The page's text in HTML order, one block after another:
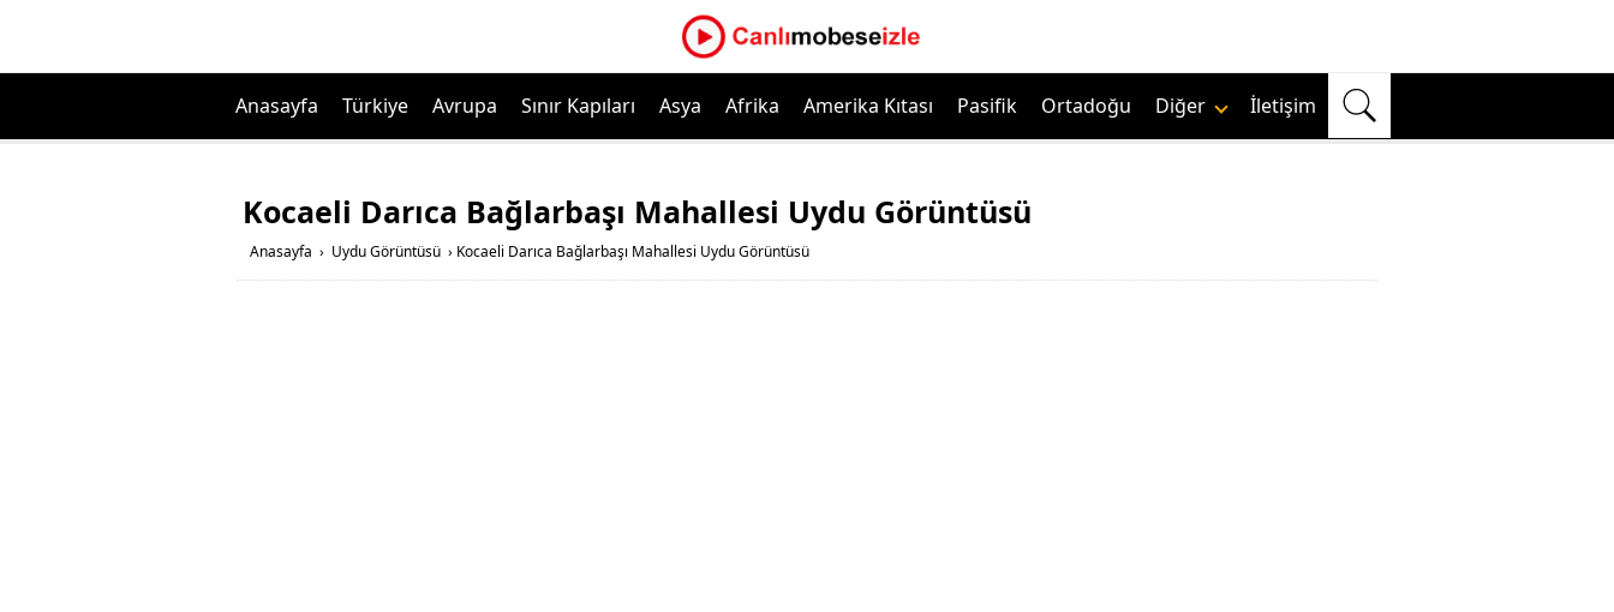
Anasayfa Türkiye Avrupa Sınır Kapıları Asya Afrika Amerika Kıtası Pasifik Ortadoğu Diğer İletişim
Kocaeli Darıca Bağlarbaşı Mahallesi Uydu Görüntüsü
Anasayfa › Uydu Görüntüsü › Kocaeli Darıca Bağlarbaşı Mahallesi Uydu Görüntüsü